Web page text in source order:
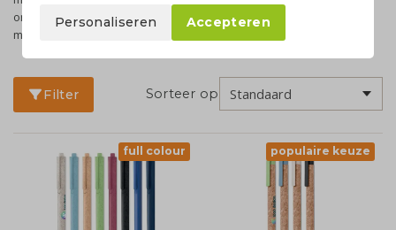
ons op, onze verkoopspecialist denkt graag met je mee over de
mogelijkheden.
Filter Sorteer op
full colour populaire keuze
Personaliseren Accepteren